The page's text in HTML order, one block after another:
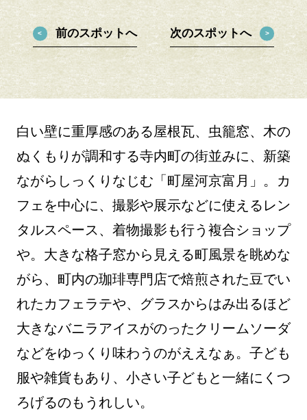
前のスポットへ 次のスポットへ
白い壁に重厚感のある屋根瓦、虫籠窓、木の
ぬくもりが調和する寺内町の街並みに、新築
ながらしっくりなじむ「町屋河京富月」。カ
フェを中心に、撮影や展示などに使えるレン
タルスペース、着物撮影も行う複合ショップ
や。大きな格子窓から見える町風景を眺めな
がら、町内の珈琲専門店で焙煎された豆でい
れたカフェラテや、グラスからはみ出るほど
大きなバニラアイスがのったクリームソーダ
などをゆっくり味わうのがええなぁ。子ども
服や雑貨もあり、小さい子どもと一緒にくつ
ろげるのもうれしい。